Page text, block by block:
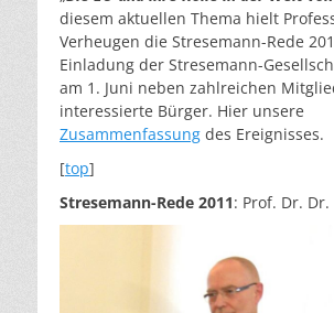
diesem aktuellen Thema hielt
Verheugen die Stresemann-Rede
Einladung der Stresemann-
am 1. Juni neben zahlreichen
interessierte Bürger. Hier unsere
Zusammenfassung des Ereignisses.
[top]
Stresemann-Rede 2011: Prof. Dr.